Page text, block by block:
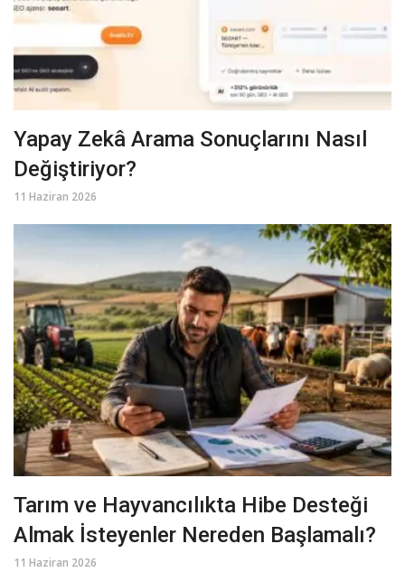
Yapay Zekâ Arama Sonuçlarını Nasıl
Değiştiriyor?
11 Haziran 2026
Tarım ve Hayvancılıkta Hibe Desteği
Almak İsteyenler Nereden Başlamalı?
11 Haziran 2026